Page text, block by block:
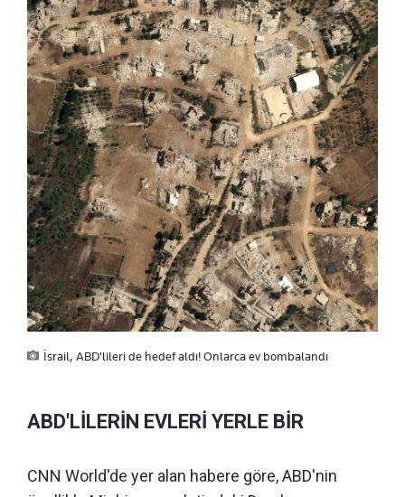
İsrail, ABD'lileri de hedef aldı! Onlarca ev bombalandı
ABD'LİLERİN EVLERİ YERLE BİR
CNN World'de yer alan habere göre, ABD'nin